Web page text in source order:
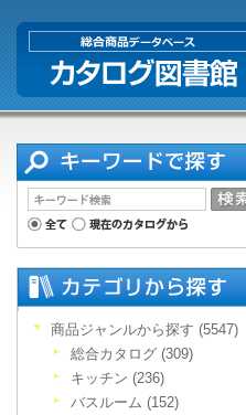
商品ジャンルから探す (5547)
総合カタログ (309)
キッチン (236)
バスルーム (152)